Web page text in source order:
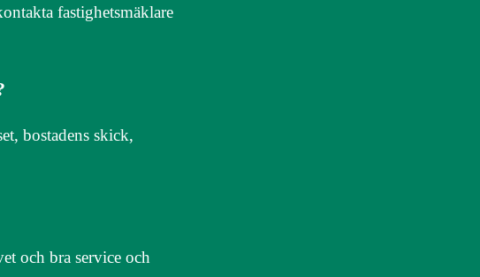
fastighetsmäklare
bostadens skick,
och bra service och